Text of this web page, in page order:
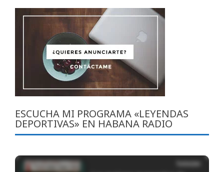
ESCUCHA MI PROGRAMA «LEYENDAS
DEPORTIVAS» EN HABANA RADIO